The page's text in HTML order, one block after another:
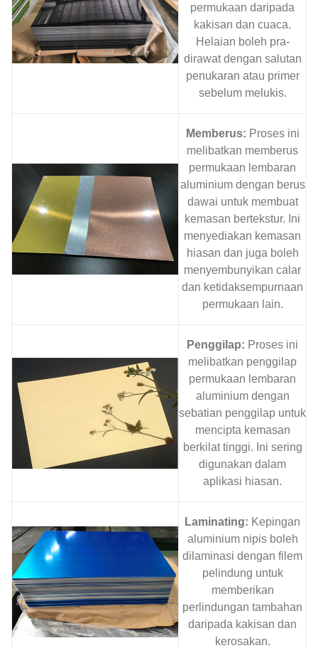
permukaan daripada
kakisan dan cuaca.
Helaian boleh pra-
dirawat dengan salutan
penukaran atau primer
sebelum melukis.
Memberus: Proses ini
melibatkan memberus
permukaan lembaran
aluminium dengan berus
dawai untuk membuat
kemasan bertekstur. Ini
menyediakan kemasan
hiasan dan juga boleh
menyembunyikan calar
dan ketidaksempurnaan
permukaan lain.
Penggilap: Proses ini
melibatkan penggilap
permukaan lembaran
aluminium dengan
sebatian penggilap untuk
mencipta kemasan
berkilat tinggi. Ini sering
digunakan dalam
aplikasi hiasan.
Laminating: Kepingan
aluminium nipis boleh
dilaminasi dengan filem
pelindung untuk
memberikan
perlindungan tambahan
daripada kakisan dan
kerosakan.